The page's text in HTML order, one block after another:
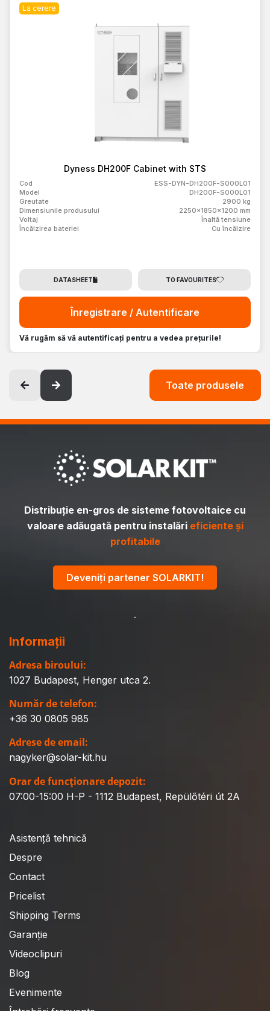
La cerere
Dyness DH200F Cabinet with STS
Cod
ESS-DYN-DH200F-S000L01
Model
DH200F-S000L01
Greutate
2900 kg
Dimensiunile produsului
2250x1850x1200 mm
Voltaj
Înaltă tensiune
Încălzirea bateriei
Cu încălzire
DATASHEET TO FAVOURITES
Înregistrare / Autentificare
Vă rugăm să vă autentificați pentru a vedea prețurile!
Toate produsele
Distribuție en-gros de sisteme fotovoltaice cu
valoare adăugată pentru instalări eficiente și
profitabile
Deveniți partener SOLARKIT!
Informații
Adresa biroului:
1027 Budapest, Henger utca 2.
Număr de telefon:
+36 30 0805 985
Adrese de email:
nagyker@solar-kit.hu
Orar de funcționare depozit:
07:00-15:00 H-P - 1112 Budapest, Repülőtéri út 2A
Asistență tehnică
Despre
Contact
Pricelist
Shipping Terms
Garanție
Videoclipuri
Blog
Evenimente